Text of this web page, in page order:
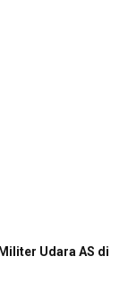
Udara AS di